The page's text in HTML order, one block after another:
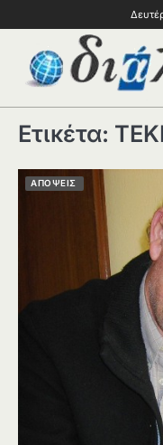
Ετικέτα:
ΑΠΟΨΕΙΣ